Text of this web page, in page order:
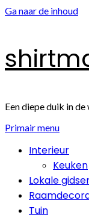
Ga naar de inhoud
Een diepe duik in
Primair menu
Interieur
Keuken
Lokale
Tuin